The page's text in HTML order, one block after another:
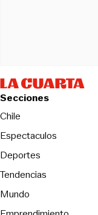
Secciones
Chile
Espectaculos
Deportes
Tendencias
Mundo